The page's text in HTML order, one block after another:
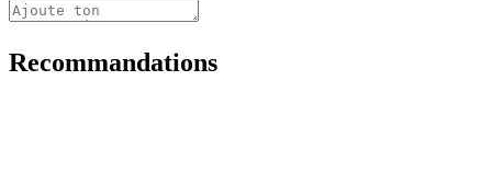
Recommandations